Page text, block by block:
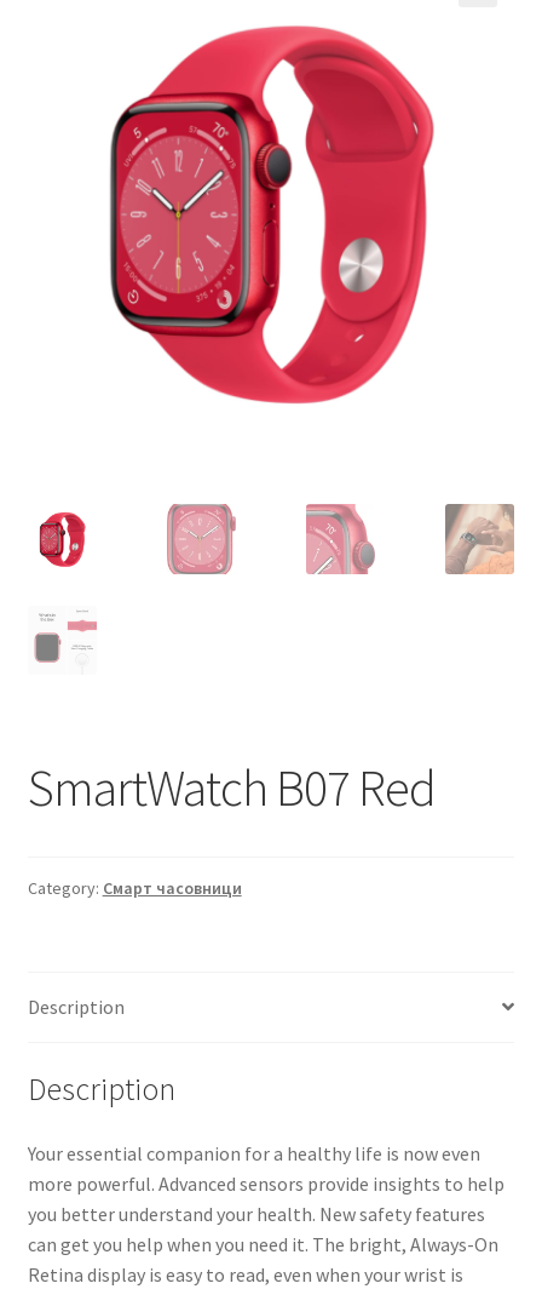
Рекламации и замена на производ
Сите производи
Услови за користење
SmartWatch B07 Red
Category: Смарт часовници
Description
Description
Your essential companion for a healthy life is now even
more powerful. Advanced sensors provide insights to help
you better understand your health. New safety features
can get you help when you need it. The bright, Always-On
Retina display is easy to read, even when your wrist is